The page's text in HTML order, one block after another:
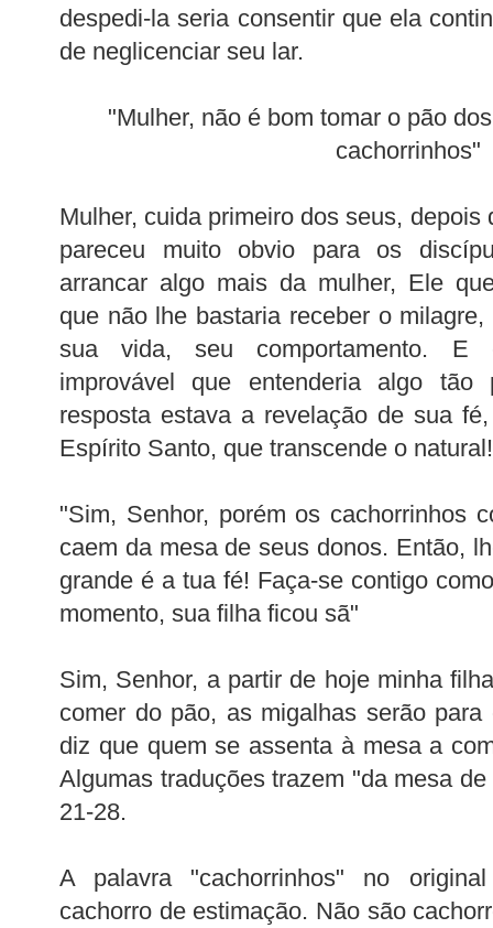
despedi-la seria consentir que ela
de neglicenciar seu lar.
"Mulher, não é bom tomar o pão
cachorrinhos"
Mulher, cuida primeiro dos seus, depois
pareceu muito obvio para os
arrancar algo mais da mulher, Ele
que não lhe bastaria receber o
sua vida, seu comportamento. E
improvável que entenderia algo tão
resposta estava a revelação de sua
Espírito Santo, que transcende o natural!
"Sim, Senhor, porém os cachorrinhos
caem da mesa de seus donos. Então,
grande é a tua fé! Faça-se contigo
momento, sua filha ficou sã"
Sim, Senhor, a partir de hoje minha
comer do pão, as migalhas serão para
diz que quem se assenta à mesa a
Algumas traduções trazem "da mesa
21-28.
A palavra "cachorrinhos" no
cachorro de estimação. Não são